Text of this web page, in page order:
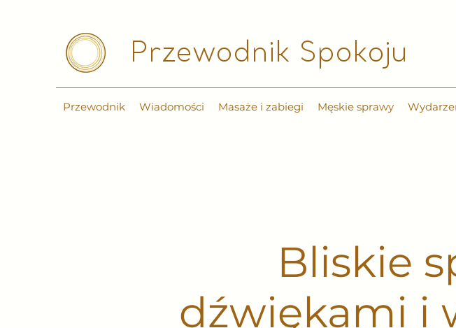
Przewodnik Spokoju​
Przewodnik Wiadomości Masaże i zabiegi Męskie sprawy
Bliskie
dźwiękami i